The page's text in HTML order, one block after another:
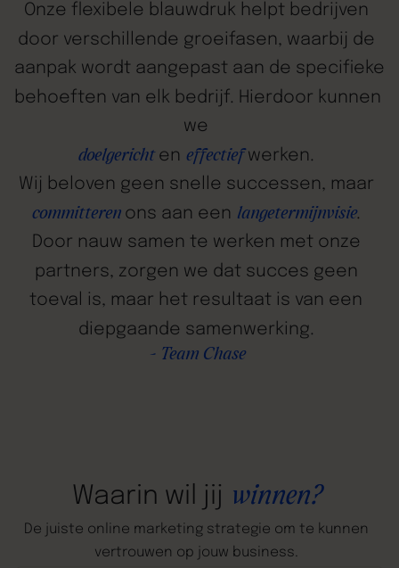
Onze flexibele blauwdruk helpt bedrijven
door verschillende groeifasen, waarbij de
aanpak wordt aangepast aan de specifieke
behoeften van elk bedrijf. Hierdoor kunnen
we
doelgericht en effectief werken.
Wij beloven geen snelle successen, maar
committeren ons aan een langetermijnvisie.
Door nauw samen te werken met onze
partners, zorgen we dat succes geen
toeval is, maar het resultaat is van een
diepgaande samenwerking.
- Team Chase
Waarin wil jij winnen?
De juiste online marketing strategie om te kunnen
vertrouwen op jouw business.